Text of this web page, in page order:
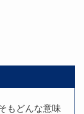
もどんな意味